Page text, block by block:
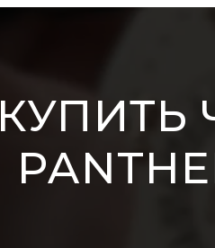
КУПИТЬ